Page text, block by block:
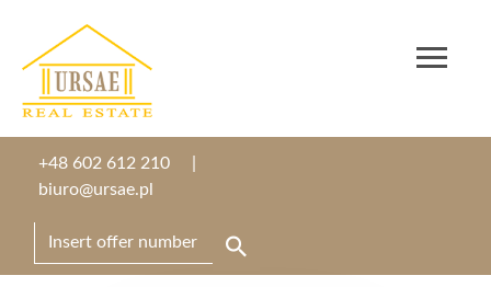
+48 602 612 210
biuro@ursae.pl